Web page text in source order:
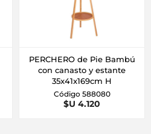
PERCHERO de Pie Bambú
con canasto y estante
35x41x169cm H
Código 588080
$U 4.120